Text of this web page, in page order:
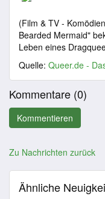
(Film & TV -
Bearded Mermaid"
Leben eines
Quelle: Queer.de -
Kommentare (0)
Zu Nachrichten zurück
Ähnliche